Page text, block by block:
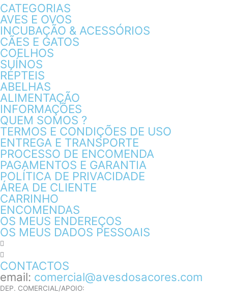
CATEGORIAS
AVES E OVOS
INCUBAÇÃO & ACESSÓRIOS
CÃES E GATOS
COELHOS
SUÍNOS
RÉPTEIS
ABELHAS
ALIMENTAÇÃO
INFORMAÇÕES
QUEM SOMOS ?
TERMOS E CONDIÇÕES DE USO
ENTREGA E TRANSPORTE
PROCESSO DE ENCOMENDA
PAGAMENTOS E GARANTIA
POLÍTICA DE PRIVACIDADE
ÁREA DE CLIENTE
CARRINHO
ENCOMENDAS
OS MEUS ENDEREÇOS
OS MEUS DADOS PESSOAIS
CONTACTOS
email: comercial@avesdosacores.com
DEP. COMERCIAL/APOIO: